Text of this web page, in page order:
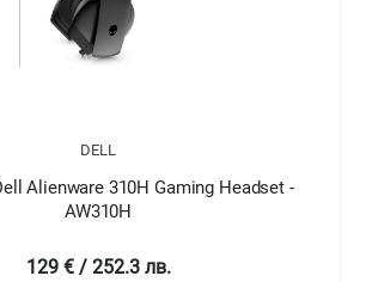
DELL
Alienware 310H Gaming Headset -
AW310H
129 € / 252.3 лв.